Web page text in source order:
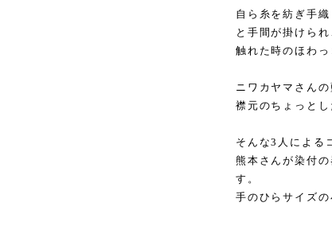
自ら糸を紡ぎ手
と手間が掛けら
触れた時のほわ
ニワカヤマさん
襟元のちょっと
そんな3 人による
熊本さんが染付
す。
手のひらサイズ